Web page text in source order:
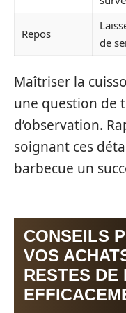
Repos
de
Maîtriser la
une question de
d’observation.
soignant ces
barbecue un
CONSEILS
VOS
RESTES DE